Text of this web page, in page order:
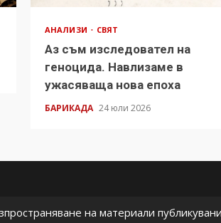
АНАЛИЗИ СВЯТ
Аз съм изследовател на
геноцида. Навлизаме в
ужасяваща нова епоха
БАРИКАДА 24 юли 2026
на материали